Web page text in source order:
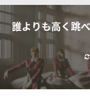
誰よりも高く跳